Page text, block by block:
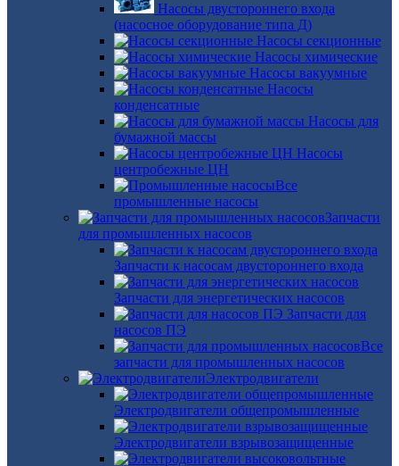
Насосы двустороннего входа
(насосное оборудование типа Д)
Насосы секционные
Насосы химические
Насосы вакуумные
Насосы
конденсатные
Насосы для
бумажной массы
Насосы
центробежные ЦН
Все
промышленные насосы
Запчасти
для промышленных насосов
Запчасти к насосам двустороннего входа
Запчасти для энергетических насосов
Запчасти для
насосов ПЭ
Все
запчасти для промышленных насосов
Электродвигатели
Электродвигатели общепромышленные
Электродвигатели взрывозащищенные